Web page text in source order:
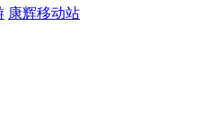
康辉移动站